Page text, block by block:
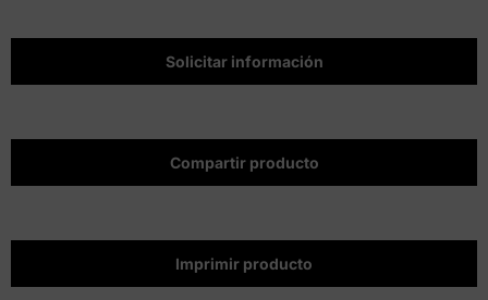
Solicitar información
Compartir producto
Imprimir producto